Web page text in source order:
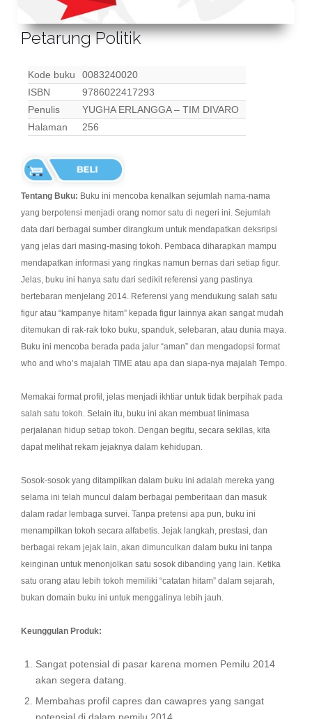
Petarung Politik
Kode buku
0083240020
ISBN
9786022417293
Penulis
YUGHA ERLANGGA – TIM DIVARO
Halaman
256
Tentang Buku: Buku ini mencoba kenalkan sejumlah nama-nama
yang berpotensi menjadi orang nomor satu di negeri ini. Sejumlah
data dari berbagai sumber dirangkum untuk mendapatkan deksripsi
yang jelas dari masing-masing tokoh. Pembaca diharapkan mampu
mendapatkan informasi yang ringkas namun bernas dari setiap figur.
Jelas, buku ini hanya satu dari sedikit referensi yang pastinya
bertebaran menjelang 2014. Referensi yang mendukung salah satu
figur atau “kampanye hitam” kepada figur lainnya akan sangat mudah
ditemukan di rak-rak toko buku, spanduk, selebaran, atau dunia maya.
Buku ini mencoba berada pada jalur “aman” dan mengadopsi format
who and who’s majalah TIME atau apa dan siapa-nya majalah Tempo.
Memakai format profil, jelas menjadi ikhtiar untuk tidak berpihak pada
salah satu tokoh. Selain itu, buku ini akan membuat linimasa
perjalanan hidup setiap tokoh. Dengan begitu, secara sekilas, kita
dapat melihat rekam jejaknya dalam kehidupan.
Sosok-sosok yang ditampilkan dalam buku ini adalah mereka yang
selama ini telah muncul dalam berbagai pemberitaan dan masuk
dalam radar lembaga survei. Tanpa pretensi apa pun, buku ini
menampilkan tokoh secara alfabetis. Jejak langkah, prestasi, dan
berbagai rekam jejak lain, akan dimunculkan dalam buku ini tanpa
keinginan untuk menonjolkan satu sosok dibanding yang lain. Ketika
satu orang atau lebih tokoh memiliki “catatan hitam” dalam sejarah,
bukan domain buku ini untuk menggalinya lebih jauh.
Keunggulan Produk:
Sangat potensial di pasar karena momen Pemilu 2014
akan segera datang.
Membahas profil capres dan cawapres yang sangat
potensial di dalam pemilu 2014